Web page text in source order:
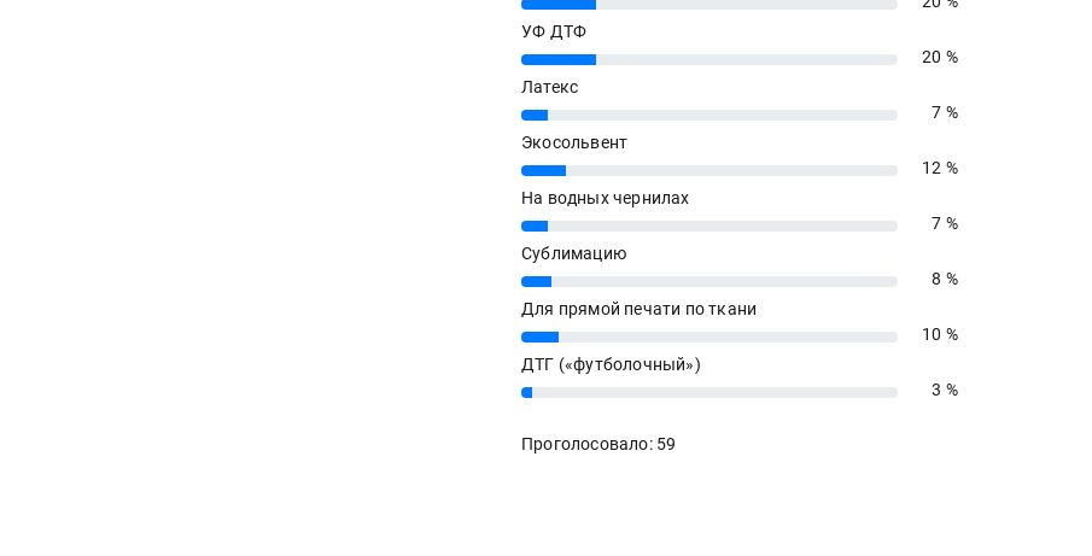
УФ ДТФ
20%
20 %
Латекс
7%
7 %
Экосольвент
12%
12 %
На водных чернилах
7%
7 %
Сублимацию
8%
8 %
Для прямой печати по ткани
10%
10 %
ДТГ («футболочный»)
3% 3 %
Проголосовало: 59